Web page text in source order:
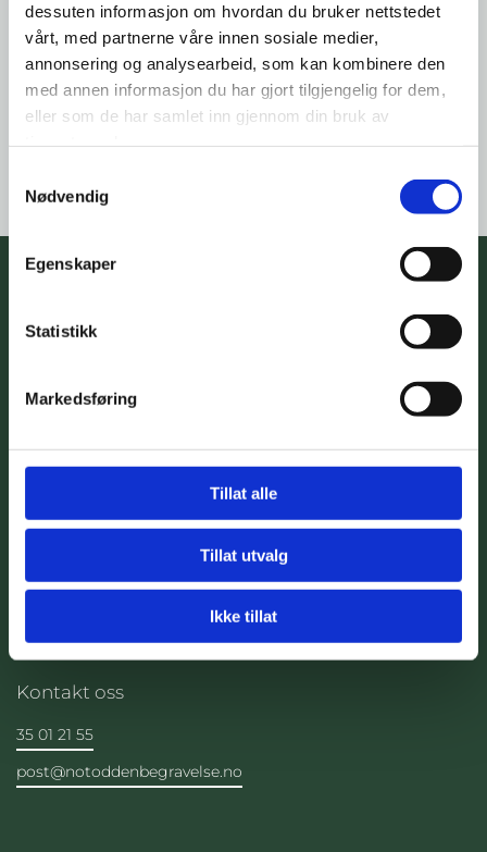
dessuten informasjon om hvordan du bruker nettstedet
vårt, med partnerne våre innen sosiale medier,
annonsering og analysearbeid, som kan kombinere den
med annen informasjon du har gjort tilgjengelig for dem,
eller som de har samlet inn gjennom din bruk av
Nødvendig
Egenskaper
Statistikk
Markedsføring
Tillat alle
Tillat utvalg
Ikke tillat
Vi har tidvis problemer med vår minneside, og
jobber med å finne ut av det.
Bruk denne linken om du ikke får frem minnesiden
her
https://www.notodden.vareminnesider.no
Notodden Begravelsesbyrå AS
Adresse
Kontakt oss
35 01 21 55
post@notoddenbegravelse.no